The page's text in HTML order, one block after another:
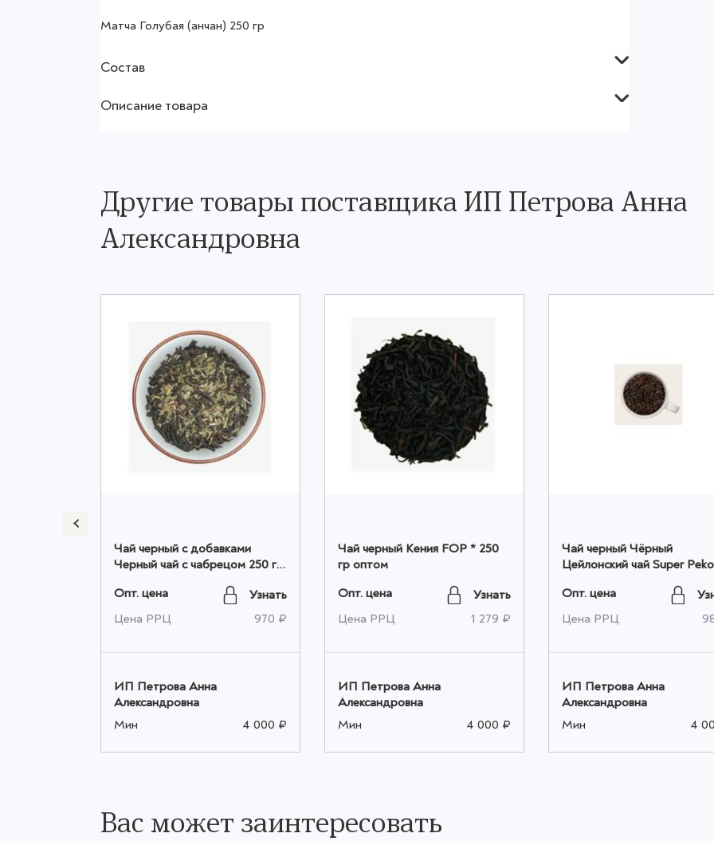
Матча Голубая (анчан) 250 гр
Состав
Описание товара
Другие товары поставщика ИП Петрова Анна
Александровна
Чай черный с добавками
Черный чай с чабрецом 250 гр
Опт. цена
Узнать
Цена РРЦ
970 ₽
ИП Петрова Анна
Александровна
Мин
4 000 ₽
Чай черный Кения FOP * 250
гр оптом
Опт. цена
Узнать
Цена РРЦ
1 279 ₽
ИП Петрова Анна
Александровна
Мин
4 000 ₽
Чай черный Чёрный
Цейлонский чай Super
Опт. цена
Цена РРЦ
ИП Петрова Анна
Александровна
Мин
4
Вас может заинтересовать